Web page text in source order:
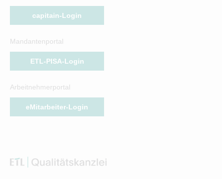
capitain-Login
Mandantenportal
ETL-PISA-Login
Arbeitnehmerportal
eMitarbeiter-Login